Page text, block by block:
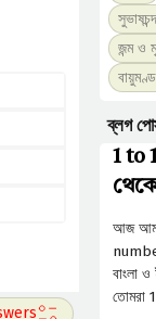
জন্ম ও
ব্লগ
1 to
আজ
বাংলা
তোমরা